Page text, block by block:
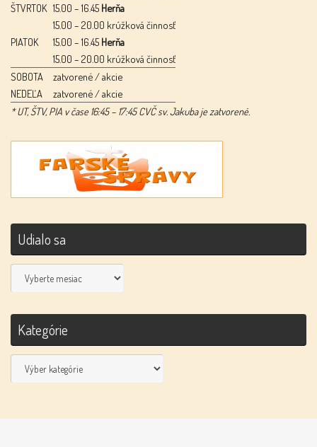
ŠTVRTOK 15.00 – 16.45 Herňa
15.00 – 20.00 krúžková činnosť
PIATOK
15.00 – 16.45 Herňa
15.00 – 20.00 krúžková činnosť
SOBOTA
zatvorené / akcie
NEDEĽA
zatvorené / akcie
* UT, ŠTV, PIA v čase 16:45 – 17:45 CVČ sv. Jakuba je zatvorené.
Udialo sa
Kategórie